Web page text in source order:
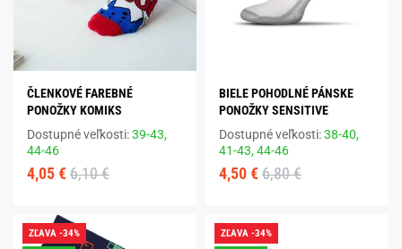
ČLENKOVÉ FAREBNÉ
PONOŽKY KOMIKS
Dostupné veľkosti:39-43,
44-46
4,05 € 6,10 €
BIELE POHODLNÉ PÁNSKE
PONOŽKY SENSITIVE
Dostupné veľkosti:38-40,
41-43,44-46
4,50 € 6,80 €
ZĽAVA -34%
ZĽAVA -34%